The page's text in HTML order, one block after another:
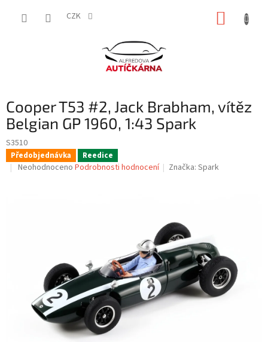
CZK
Cooper T53 #2, Jack Brabham, vítěz
Belgian GP 1960, 1:43 Spark
S3510
Předobjednávka Reedice
Průměrné
Neohodnoceno Podrobnosti hodnocení Značka:Spark